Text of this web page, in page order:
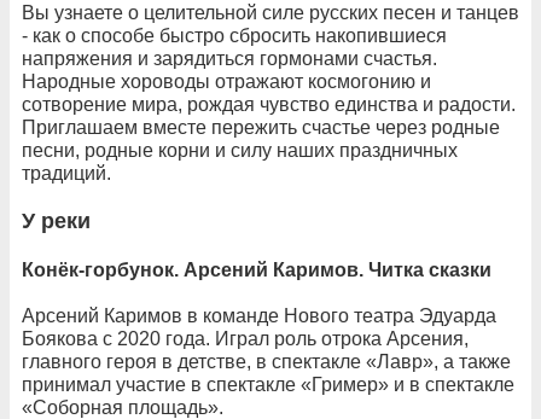
Вы узнаете о целительной силе русских песен и танцев
- как о способе быстро сбросить накопившиеся
напряжения и зарядиться гормонами счастья.
Народные хороводы отражают космогонию и
сотворение мира, рождая чувство единства и радости.
Приглашаем вместе пережить счастье через родные
песни, родные корни и силу наших праздничных
традиций.
У реки
Конёк-горбунок. Арсений Каримов. Читка сказки
Арсений Каримов в команде Нового театра Эдуарда
Боякова с 2020 года. Играл роль отрока Арсения,
главного героя в детстве, в спектакле «Лавр», а также
принимал участие в спектакле «Гример» и в спектакле
«Соборная площадь».